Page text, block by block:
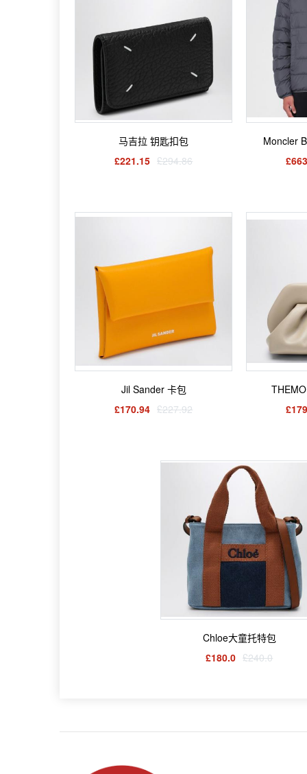
马吉拉 钥匙扣包
£221.15 £294.86
Moncler
Jil Sander 卡包
£170.94 £227.92
Chloe大童托特包
£180.0 £240.0